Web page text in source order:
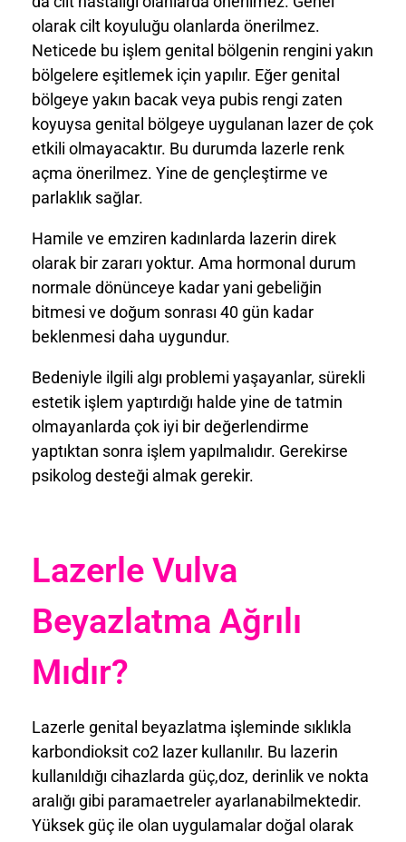
olarak cilt koyuluğu olanlarda önerilmez.
Neticede bu işlem genital bölgenin rengini yakın
bölgelere eşitlemek için yapılır. Eğer genital
bölgeye yakın bacak veya pubis rengi zaten
koyuysa genital bölgeye uygulanan lazer de çok
etkili olmayacaktır. Bu durumda lazerle renk
açma önerilmez. Yine de gençleştirme ve
parlaklık sağlar.
Hamile ve emziren kadınlarda lazerin direk
olarak bir zararı yoktur. Ama hormonal durum
normale dönünceye kadar yani gebeliğin
bitmesi ve doğum sonrası 40 gün kadar
beklenmesi daha uygundur.
Bedeniyle ilgili algı problemi yaşayanlar, sürekli
estetik işlem yaptırdığı halde yine de tatmin
olmayanlarda çok iyi bir değerlendirme
yaptıktan sonra işlem yapılmalıdır. Gerekirse
psikolog desteği almak gerekir.
Lazerle Vulva
Beyazlatma Ağrılı
Mıdır?
Lazerle genital beyazlatma işleminde sıklıkla
karbondioksit co2 lazer kullanılır. Bu lazerin
kullanıldığı cihazlarda güç,doz, derinlik ve nokta
aralığı gibi paramaetreler ayarlanabilmektedir.
Yüksek güç ile olan uygulamalar doğal olarak